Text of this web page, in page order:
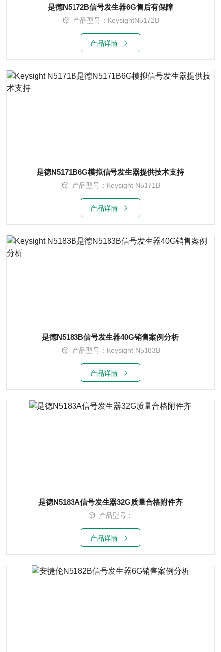
是德N5172B信号发生器6G售后有保障
产品型号：KeysightN5172B
产品详情
是德N5171B6G模拟信号发生器提供技术支持
产品型号：Keysight N5171B
产品详情
是德N5183B信号发生器40G销售案例分析
产品型号：Keysight N5183B
产品详情
是德N5183A信号发生器32G质量合格附件齐
产品型号：
产品详情